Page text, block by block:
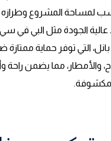
لمساحة المشروع وطرازه
الجودة مثل البي في سي،
التي توفر حماية
والأمطار، مما يضمن